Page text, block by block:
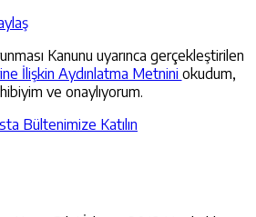
Kanunu uyarınca gerçekleştirilen
İlişkin Aydınlatma Metnini okudum,
ve onaylıyorum.
Bültenimize Katılın